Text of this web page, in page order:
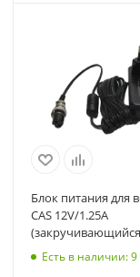
Блок питания для
CAS 12V/1.25A
Есть в наличии: 9